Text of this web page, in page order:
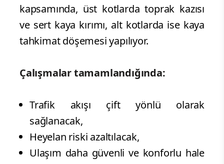
kapsamında, üst kotlarda toprak kazısı
ve sert kaya kırımı, alt kotlarda ise kaya
tahkimat döşemesi yapılıyor.
Çalışmalar tamamlandığında:
Trafik akışı çift yönlü olarak
sağlanacak,
Heyelan riski azaltılacak,
Ulaşım daha güvenli ve konforlu hale